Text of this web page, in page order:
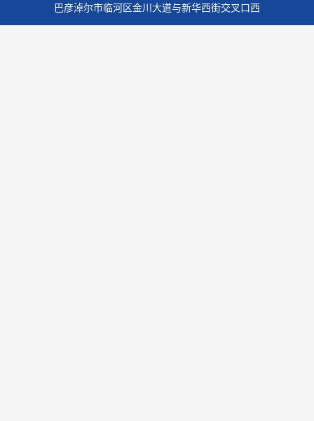
巴彦淖尔市临河区金川大道与新华西街交叉口西